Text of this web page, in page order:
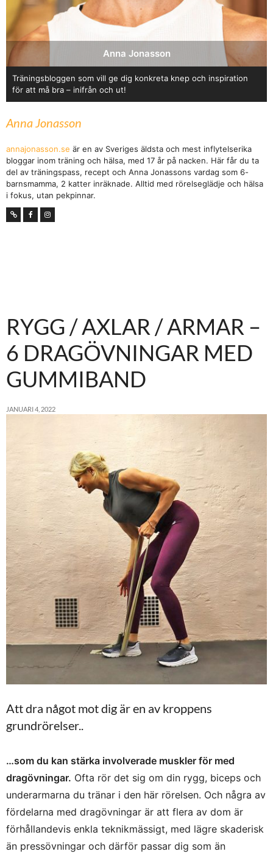
Anna Jonasson
Träningsbloggen som vill ge dig konkreta knep och inspiration
för att må bra – inifrån och ut!
Anna Jonasson
annajonasson.se är en av Sveriges äldsta och mest inflytelserika
bloggar inom träning och hälsa, med 17 år på nacken. Här får du ta
del av träningspass, recept och Anna Jonassons vardag som 6-
barnsmamma, 2 katter inräknade. Alltid med rörelseglädje och hälsa
i fokus, utan pekpinnar.
RYGG / AXLAR / ARMAR –
6 DRAGÖVNINGAR MED
GUMMIBAND
JANUARI 4, 2022
Att dra något mot dig är en av kroppens
grundrörelser..
…som du kan stärka involverade muskler för med
dragövningar. Ofta rör det sig om din rygg, biceps och
underarmarna du tränar i den här rörelsen. Och några av
fördelarna med dragövningar är att flera av dom är
förhållandevis enkla teknikmässigt, med lägre skaderisk
än pressövningar och därför passar dig som än